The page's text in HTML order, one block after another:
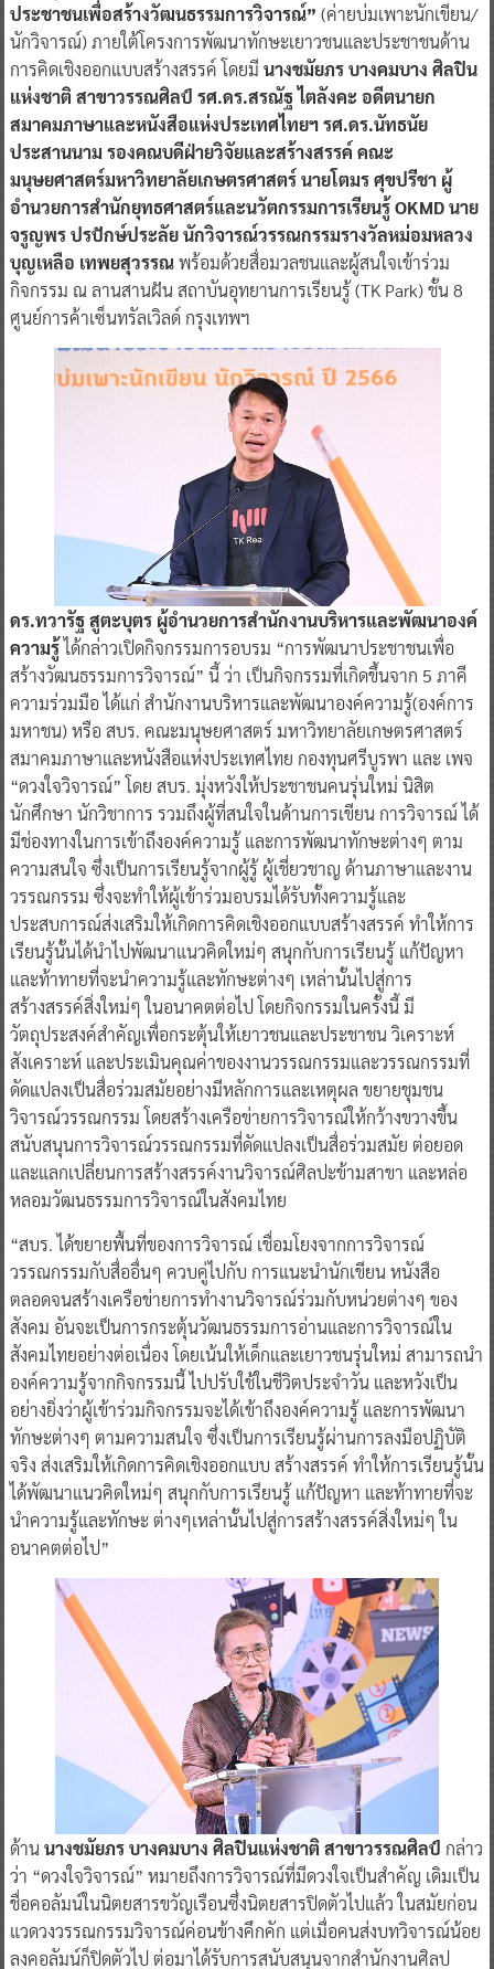
ประชาชนเพื่อสร้างวัฒนธรรมการวิจารณ์” (ค่ายบ่มเพาะนักเขียน/
นักวิจารณ์) ภายใต้โครงการพัฒนาทักษะเยาวชนและประชาชนด้าน
การคิดเชิงออกแบบสร้างสรรค์ โดยมี นางชมัยภร บางคมบาง ศิลปิน
แห่งชาติ สาขาวรรณศิลป์ รศ.ดร.สรณัฐ ไตลังคะ อดีตนายก
สมาคมภาษาและหนังสือแห่งประเทศไทยฯ รศ.ดร.นัทธนัย
ประสานนาม รองคณบดีฝ่ายวิจัยและสร้างสรรค์ คณะ
มนุษยศาสตร์มหาวิทยาลัยเกษตรศาสตร์ นายโตมร ศุขปรีชา ผู้
อำนวยการสำนักยุทธศาสตร์และนวัตกรรมการเรียนรู้ OKMD นาย
จรูญพร ปรปักษ์ประลัย นักวิจารณ์วรรณกรรมรางวัลหม่อมหลวง
บุญเหลือ เทพยสุวรรณพร้อมด้วยสื่อมวลชนและผู้สนใจเข้าร่วม
กิจกรรม ณ ลานสานฝัน สถาบันอุทยานการเรียนรู้ (TK Park) ชั้น 8
ศูนย์การค้าเซ็นทรัลเวิลด์ กรุงเทพฯ
ดร.ทวารัฐ สูตะบุตร ผู้อำนวยการสำนักงานบริหารและพัฒนาองค์
ความรู้ได้กล่าวเปิดกิจกรรมการอบรม “การพัฒนาประชาชนเพื่อ
สร้างวัฒนธรรมการวิจารณ์” นี้ ว่า เป็นกิจกรรมที่เกิดขึ้นจาก 5 ภาคี
ความร่วมมือ ได้แก่ สำนักงานบริหารและพัฒนาองค์ความรู้(องค์การ
มหาชน) หรือ สบร. คณะมนุษยศาสตร์ มหาวิทยาลัยเกษตรศาสตร์
สมาคมภาษาและหนังสือแห่งประเทศไทย กองทุนศรีบูรพา และ เพจ
“ดวงใจวิจารณ์” โดย สบร. มุ่งหวังให้ประชาชนคนรุ่นใหม่ นิสิต
นักศึกษา นักวิชาการ รวมถึงผู้ที่สนใจในด้านการเขียน การวิจารณ์ ได้
มีช่องทางในการเข้าถึงองค์ความรู้ และการพัฒนาทักษะต่างๆ ตาม
ความสนใจ ซึ่งเป็นการเรียนรู้จากผู้รู้ ผู้เชี่ยวชาญ ด้านภาษาและงาน
วรรณกรรม ซึ่งจะทำให้ผู้เข้าร่วมอบรมได้รับทั้งความรู้และ
ประสบการณ์ส่งเสริมให้เกิดการคิดเชิงออกแบบสร้างสรรค์ ทำให้การ
เรียนรู้นั้นได้นำไปพัฒนาแนวคิดใหม่ๆ สนุกกับการเรียนรู้ แก้ปัญหา
และท้าทายที่จะนำความรู้และทักษะต่างๆ เหล่านั้นไปสู่การ
สร้างสรรค์สิ่งใหม่ๆ ในอนาคตต่อไป โดยกิจกรรมในครั้งนี้ มี
วัตถุประสงค์สำคัญเพื่อกระตุ้นให้เยาวชนและประชาชน วิเคราะห์
สังเคราะห์ และประเมินคุณค่าของงานวรรณกรรมและวรรณกรรมที่
ดัดแปลงเป็นสื่อร่วมสมัยอย่างมีหลักการและเหตุผล ขยายชุมชน
วิจารณ์วรรณกรรม โดยสร้างเครือข่ายการวิจารณ์ให้กว้างขวางขึ้น
สนับสนุนการวิจารณ์วรรณกรรมที่ดัดแปลงเป็นสื่อร่วมสมัย ต่อยอด
และแลกเปลี่ยนการสร้างสรรค์งานวิจารณ์ศิลปะข้ามสาขา และหล่อ
หลอมวัฒนธรรมการวิจารณ์ในสังคมไทย
“สบร. ได้ขยายพื้นที่ของการวิจารณ์ เชื่อมโยงจากการวิจารณ์
วรรณกรรมกับสื่ออื่นๆ ควบคู่ไปกับ การแนะนำนักเขียน หนังสือ
ตลอดจนสร้างเครือข่ายการทำงานวิจารณ์ร่วมกับหน่วยต่างๆ ของ
สังคม อันจะเป็นการกระตุ้นวัฒนธรรมการอ่านและการวิจารณ์ใน
สังคมไทยอย่างต่อเนื่อง โดยเน้นให้เด็กและเยาวชนรุ่นใหม่ สามารถนำ
องค์ความรู้จากกิจกรรมนี้ ไปปรับใช้ในชีวิตประจำวัน และหวังเป็น
อย่างยิ่งว่าผู้เข้าร่วมกิจกรรมจะได้เข้าถึงองค์ความรู้ และการพัฒนา
ทักษะต่างๆ ตามความสนใจ ซึ่งเป็นการเรียนรู้ผ่านการลงมือปฏิบัติ
จริง ส่งเสริมให้เกิดการคิดเชิงออกแบบ สร้างสรรค์ ทำให้การเรียนรู้นั้น
ได้พัฒนาแนวคิดใหม่ๆ สนุกกับการเรียนรู้ แก้ปัญหา และท้าทายที่จะ
นำความรู้และทักษะ ต่างๆเหล่านั้นไปสู่การสร้างสรรค์สิ่งใหม่ๆ ใน
อนาคตต่อไป”
ด้านนางชมัยภร บางคมบาง ศิลปินแห่งชาติ สาขาวรรณศิลป์ กล่าว
ว่า “ดวงใจวิจารณ์” หมายถึงการวิจารณ์ที่มีดวงใจเป็นสำคัญ เดิมเป็น
ชื่อคอลัมน์ในนิตยสารขวัญเรือนซึ่งนิตยสารปิดตัวไปแล้ว ในสมัยก่อน
แวดวงวรรณกรรมวิจารณ์ค่อนข้างคึกคัก แต่เมื่อคนส่งบทวิจารณ์น้อย
ลงคอลัมน์ก็ปิดตัวไป ต่อมาได้รับการสนับสนุนจากสำนักงานศิลป